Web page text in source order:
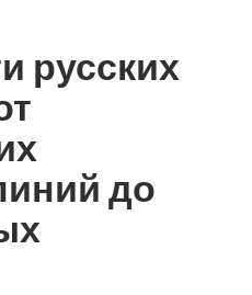
русских
до